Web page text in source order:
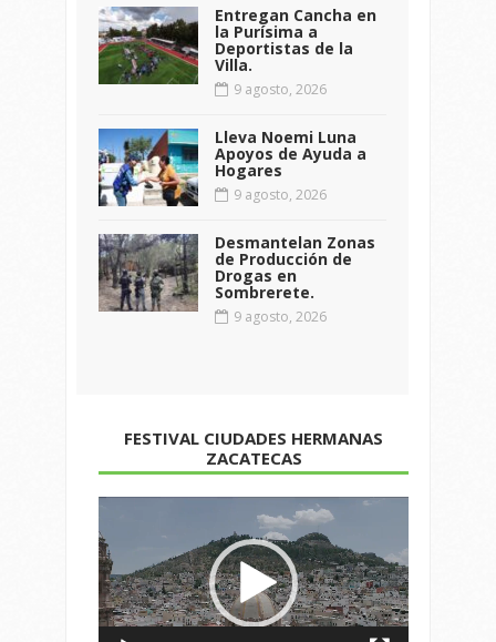
Entregan Cancha en
la Purísima a
Deportistas de la
Villa.
9 agosto, 2026
Lleva Noemi Luna
Apoyos de Ayuda a
Hogares
9 agosto, 2026
Desmantelan Zonas
de Producción de
Drogas en
Sombrerete.
9 agosto, 2026
FESTIVAL CIUDADES HERMANAS
ZACATECAS
de
vídeo